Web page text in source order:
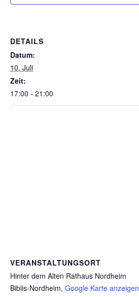
DETAILS
Datum:
10. Juli
Zeit:
17:00 - 21:00
VERANSTALTUNGSORT
Hinter dem Alten Rathaus Nordheim
Biblis-Nordheim, Google Karte anzeigen